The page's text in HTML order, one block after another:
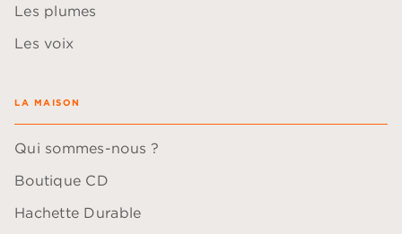
Les plumes
Les voix
LA MAISON
Qui sommes-nous ?
Boutique CD
Hachette Durable